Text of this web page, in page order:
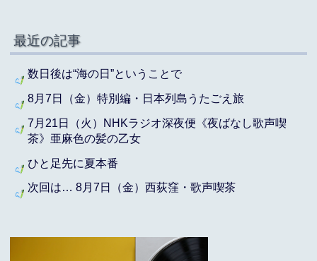
最近の記事
数日後は“海の日”ということで
8月7日（金）特別編・日本列島うたごえ旅
7月21日（火）NHKラジオ深夜便《夜ばなし歌声喫
茶》亜麻色の髪の乙女
ひと足先に夏本番
次回は… 8月7日（金）西荻窪・歌声喫茶